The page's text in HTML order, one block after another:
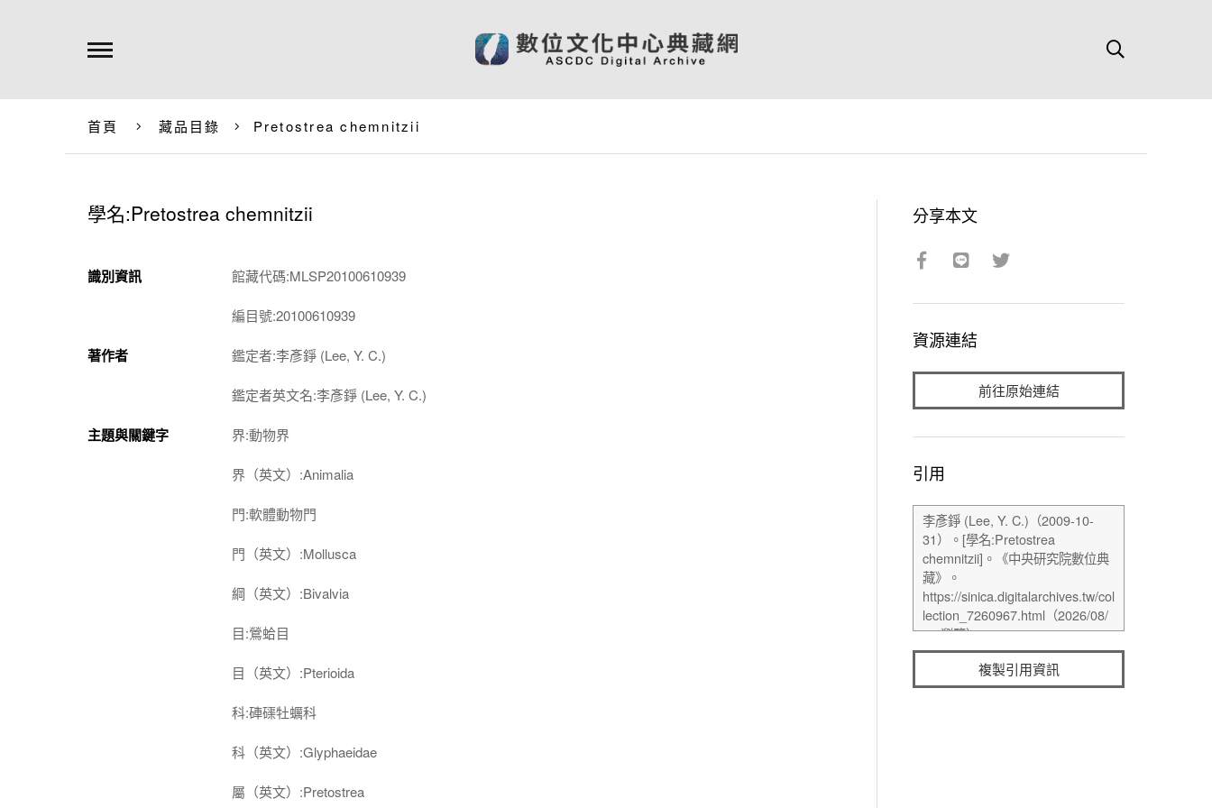
首頁 藏品目錄 Pretostrea chemnitzii
學名:Pretostrea chemnitzii
識別資訊 館藏代碼:MLSP20100610939
編目號:20100610939
著作者 鑑定者:李彥錚 (Lee, Y. C.)
鑑定者英文名:李彥錚 (Lee, Y. C.)
主題與關鍵字 界:動物界
界（英文）:Animalia
門:軟體動物門
門（英文）:Mollusca
綱（英文）:Bivalvia
目:鶯蛤目
目（英文）:Pterioida
科:硨磲牡蠣科
科（英文）:Glyphaeidae
屬（英文）:Pretostrea
分享本文
資源連結
前往原始連結
引用
複製引用資訊